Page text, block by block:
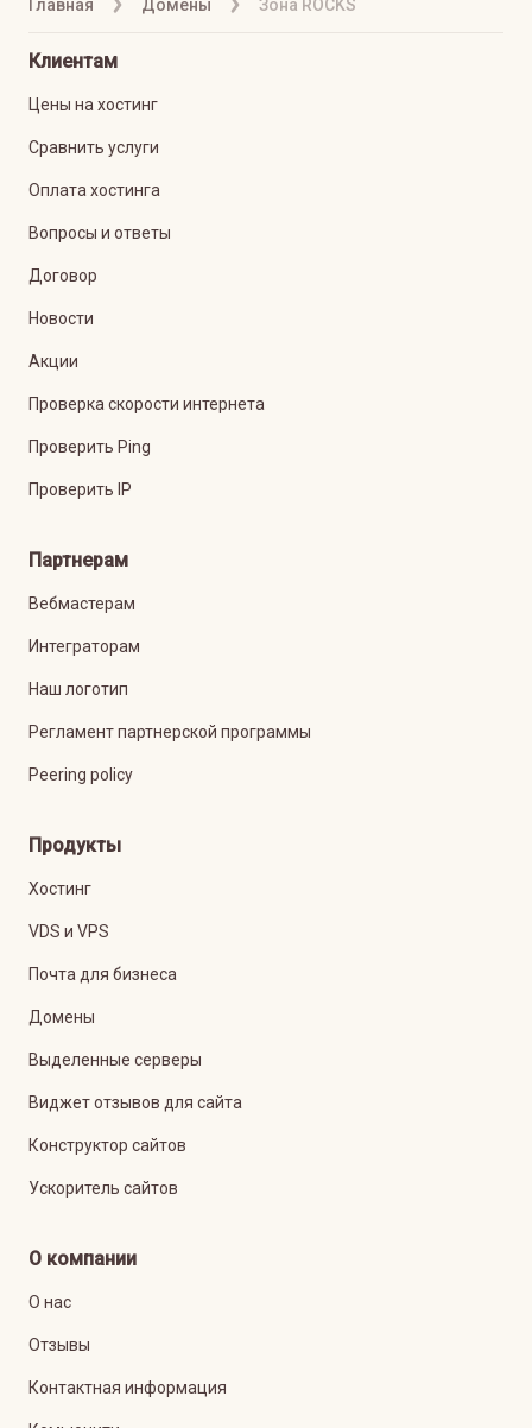
Главная Домены Зона ROCKS
Клиентам
Цены на хостинг
Сравнить услуги
Оплата хостинга
Вопросы и ответы
Договор
Новости
Акции
Проверка скорости интернета
Проверить Ping
Проверить IP
Партнерам
Вебмастерам
Интеграторам
Наш логотип
Регламент партнерской программы
Peering policy
Продукты
Хостинг
VDS и VPS
Почта для бизнеса
Домены
Выделенные серверы
Виджет отзывов для сайта
Конструктор сайтов
Ускоритель сайтов
О компании
О нас
Отзывы
Контактная информация